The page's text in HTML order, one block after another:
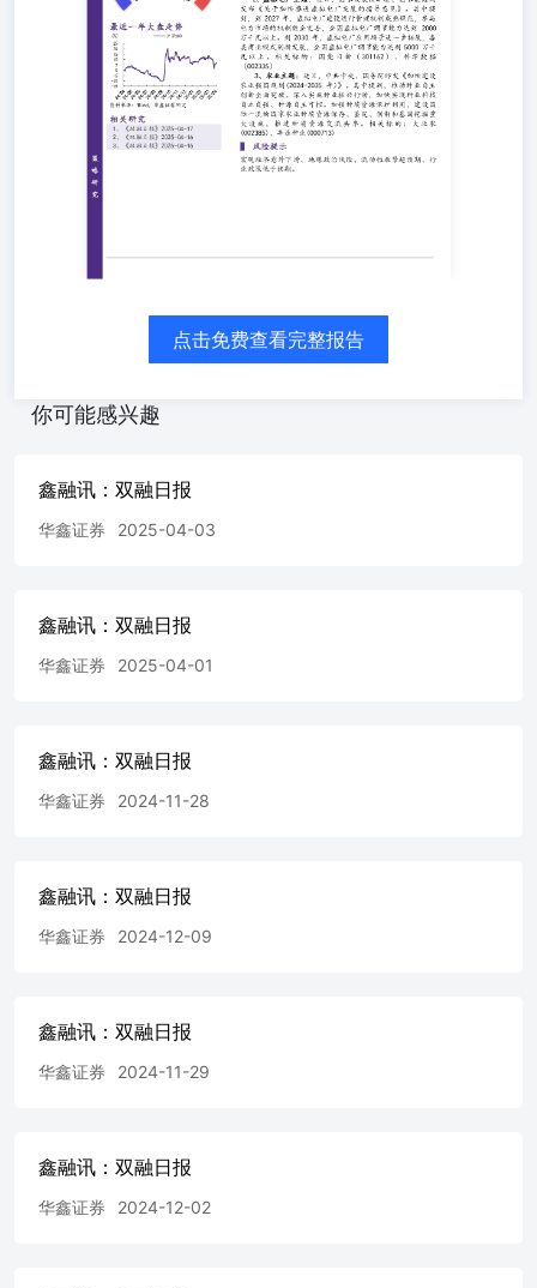
务。相关标的：跨境通（002640）、青岛金王（002094）
2、虚拟电厂主题：近日，国家发展改革委、国家能源局发
布《关于加快推进虚拟电厂发展的指导意见》。其中提到，
到2027年，虚拟电厂建设运行管理机制成熟规范，参与电力
市场的机制健全完善，全国虚拟电厂调节能力达到2000万千
瓦以上。到2030年，虚拟电厂应用场景进一步拓展，各类商
业模式创新发展，全国虚拟电厂调节能力达到5000万千瓦
《加快建设农业强国规划(2024-2035年)》。其中提到，推
动种业自主创新全面突破。深入实施种业振兴行动，加快实
用，建设国际一流的国家农业种质资源保存、鉴定、创制和
基因挖掘重大 设 施 ， 推 进 种 质 资 源 交 流 共 享 。 相
源：Wind，华鑫证券研究 相关研究 1、《双融日报》2025-
04-172、《双融日报》2025-04-163、《双融日报》2025-04-
收紧超预期、行业政策低于预期。 根据我们华鑫市场情绪
绪处于“中性”（指标含义可参考备注5）。随着近期市场情
阻力。 资料来源：Wind，华鑫证券研究 备注： 1.融资净买
入：通常表明投资者对市场或特定股票持乐观态度，愿意借
高杠杆的投资者可能会面临较大的亏损压力，甚至触发强制
市场或特定股票持悲观态度，预计未来股价将会下跌。融券
损的风险。此外，融券卖出还可能涉及较高的交易成本和潜
在的法律风险。 3.期间净买入额=融资净买入-融券净卖出
4.华鑫市场情绪温度指标：通过对过去5年的历史数据进行
常用的RSI指标，更多提供在震荡市时的高抛低吸，对于趋
势缺乏预测效果。比较适用的行情是区间震荡，当市场出现
趋势时，可能出现钝化现象，换言之，钝化某种程度上意味
用。 5.市场情绪：综合评分：过冷（0-19）、较冷（20-
行业组介绍 ▌ 万蓉：华鑫证券分析师，商业管理硕士，
点击免费查看完整报告
你可能感兴趣
鑫融讯：双融日报
华鑫证券 2025-04-03
鑫融讯：双融日报
华鑫证券 2025-04-01
鑫融讯：双融日报
华鑫证券 2024-11-28
鑫融讯：双融日报
华鑫证券 2024-12-09
鑫融讯：双融日报
华鑫证券 2024-11-29
鑫融讯：双融日报
华鑫证券 2024-12-02